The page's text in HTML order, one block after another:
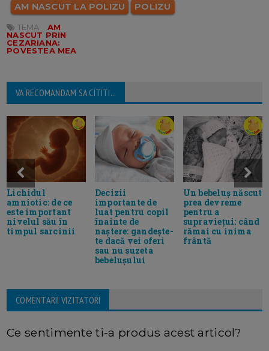
AM NASCUT LA POLIZU
POLIZU
TEMA:
AM
NASCUT PRIN
CEZARIANA:
POVESTEA MEA
VA RECOMANDAM SA CITITI...
Lichidul
amniotic: de ce
este important
nivelul său în
timpul sarcinii
Decizii
importante de
luat pentru copil
înainte de
naștere: gandește-
te dacă vei oferi
sau nu suzeta
bebelușului
Un bebeluș născut
prea devreme
pentru a
supraviețui: când
rămai cu inima
frântă
COMENTARII VIZITATORI
Ce sentimente ti-a produs acest articol?